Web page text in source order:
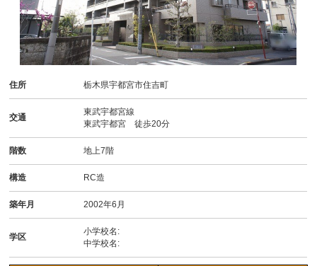
住所 栃木県宇都宮市住吉町
交通
東武宇都宮線
東武宇都宮 徒歩20分
階数 地上7階
構造 RC造
築年月 2002年6月
学区
小学校名:
中学校名: